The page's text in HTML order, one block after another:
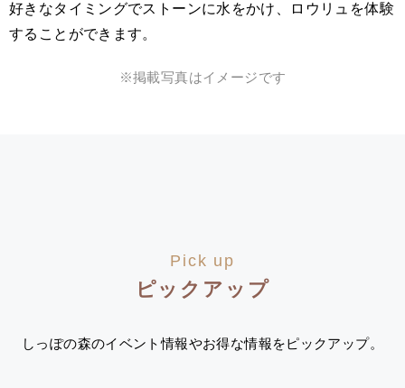
好きなタイミングでストーンに水をかけ、ロウリュを体験
することができます。
※掲載写真はイメージです
Pick up
ピックアップ
しっぽの森のイベント情報やお得な情報をピックアップ。